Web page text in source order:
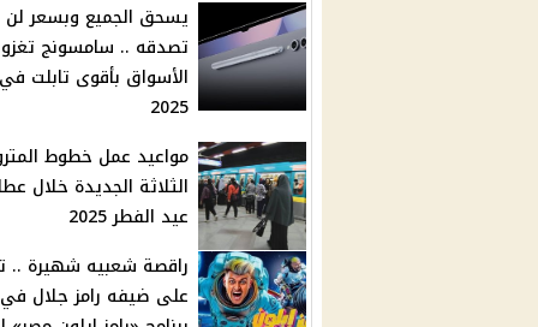
يسحق الجميع وبسعر لن
تصدقه .. سامسونج تغزو
الأسواق بأقوى تابلت في
2025
مواعيد عمل خطوط
الثلاثة الجديدة خلال
عيد الفطر 2025
راقصة شعبيه شهيرة ..
على ضيفه رامز جلال في